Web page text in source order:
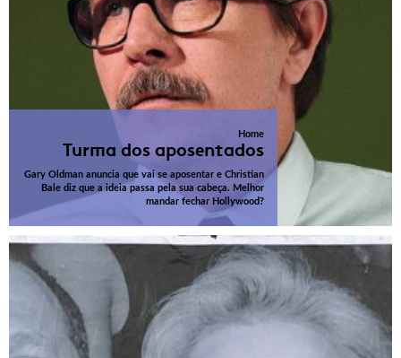
Home
Turma dos aposentados
Gary Oldman anuncia que vai se aposentar e Christian
Bale diz que a ideia passa pela sua cabeça. Melhor
mandar fechar Hollywood?